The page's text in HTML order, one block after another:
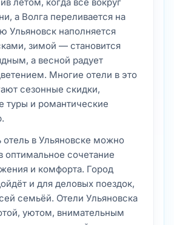
Многие отели в это
сезонные скидки,
туры и романтические
отель в Ульяновске можно
оптимальное сочетание
и комфорта. Город
и для деловых поездок,
уютом, внимательным
и домашней
легко расслабиться,
вкусным кофе по
реку. Ульяновск — это
чувствуется душа Поволжья: